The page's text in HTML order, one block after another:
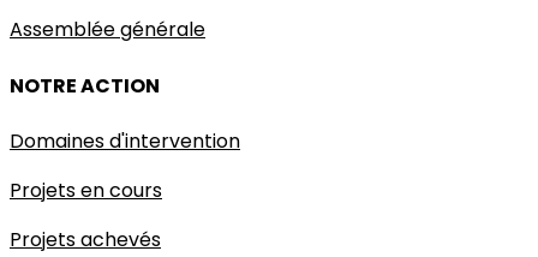
Assemblée générale
NOTRE ACTION
Domaines d'intervention
Projets en cours
Projets achevés